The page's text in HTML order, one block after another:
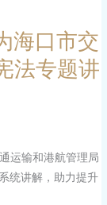
海口市交
法专题讲
运输和港航管理局
统讲解，助力提升